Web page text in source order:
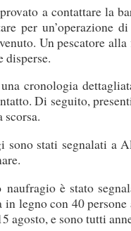
a contattare la
per un’operazione
Un pescatore
disperse.
cronologia
Di seguito,
scorsa.
stati segnalati a
naufragio è stato
legno con 40
agosto, e sono tutti